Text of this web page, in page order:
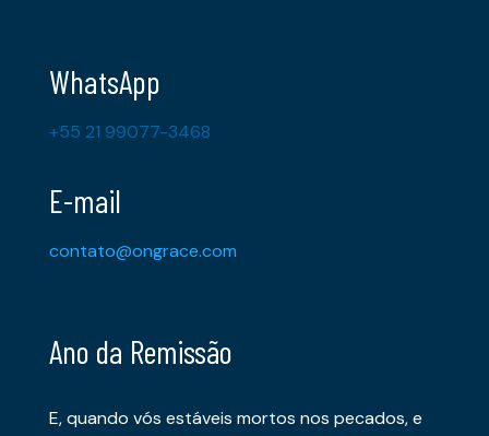
WhatsApp
+55 21 99077-3468
E-mail
contato@ongrace.com
Ano da Remissão
E, quando vós estáveis mortos nos pecados, e